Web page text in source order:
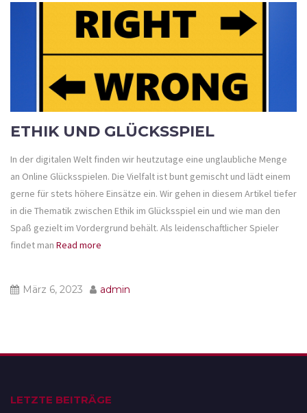
ETHIK UND GLÜCKSSPIEL
In der digitalen Welt finden wir heutzutage eine unglaubliche Menge
an Online Glücksspielen. Die Vielfalt ist bunt gemischt und lädt einem
gerne für stets höhere Einsätze ein. Wir gehen in diesem Artikel tiefer
in die Thematik zwischen Ethik im Glücksspiel ein und wie man den
Spaß gezielt im Vordergrund behält. Als leidenschaftlicher Spieler
findet man Read more
März 6, 2023 admin
LETZTE BEITRÄGE